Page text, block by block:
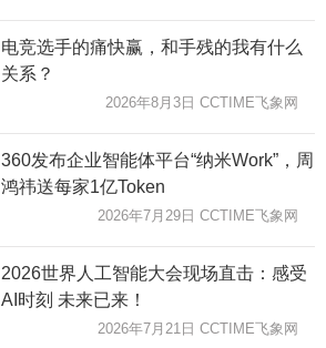
电竞选手的痛快赢，和手残的我有什么
关系？
2026年8月3日 CCTIME飞象网
360发布企业智能体平台“纳米Work”，周
鸿祎送每家1亿Token
2026年7月29日 CCTIME飞象网
2026世界人工智能大会现场直击：感受
AI时刻 未来已来！
2026年7月21日 CCTIME飞象网